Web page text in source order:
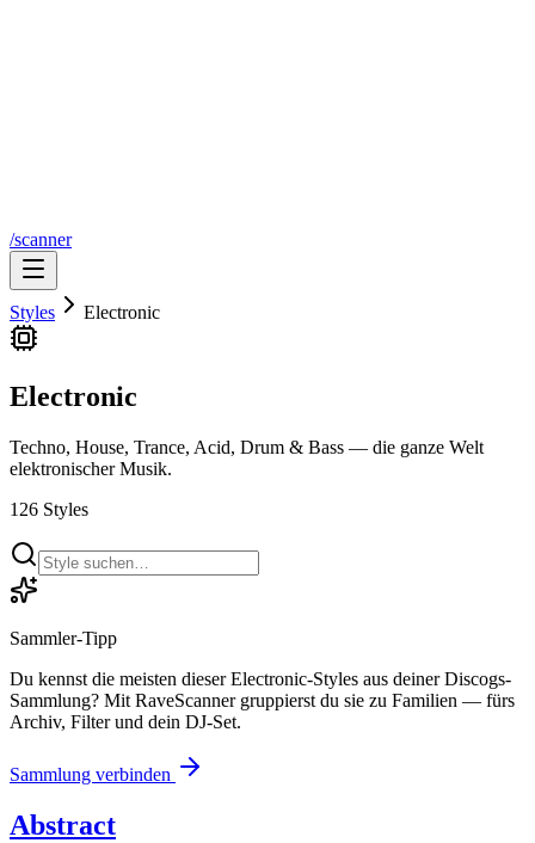
/scanner
Styles Electronic
Electronic
Techno, House, Trance, Acid, Drum & Bass — die ganze Welt
elektronischer Musik.
126 Styles
Sammler-Tipp
Du kennst die meisten dieserElectronic-Styles aus deiner Discogs-
Sammlung? Mit RaveScanner gruppierst du sie zu Familien — fürs
Archiv, Filter und dein DJ-Set.
Sammlung verbinden
Abstract